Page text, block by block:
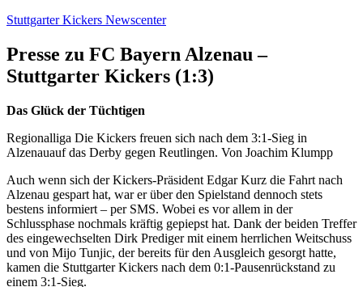
Zum
springen
Stuttgarter Kickers Newscenter
Presse zu FC Bayern Alzenau –
Stuttgarter Kickers (1:3)
Das Glück der Tüchtigen
Regionalliga Die Kickers freuen sich nach dem 3:1-Sieg in
Alzenauauf das Derby gegen Reutlingen. Von Joachim Klumpp
Auch wenn sich der Kickers-Präsident Edgar Kurz die Fahrt nach
Alzenau gespart hat, war er über den Spielstand dennoch stets
bestens informiert – per SMS. Wobei es vor allem in der
Schlussphase nochmals kräftig gepiepst hat. Dank der beiden Treffer
des eingewechselten Dirk Prediger mit einem herrlichen Weitschuss
und von Mijo Tunjic, der bereits für den Ausgleich gesorgt hatte,
kamen die Stuttgarter Kickers nach dem 0:1-Pausenrückstand zu
einem 3:1-Sieg.